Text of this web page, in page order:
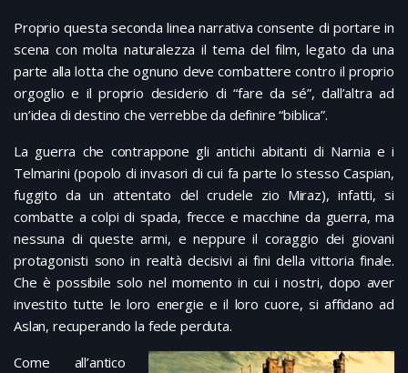
Proprio questa seconda linea narrativa consente di portare in
scena con molta naturalezza il tema del film, legato da una
parte alla lotta che ognuno deve combattere contro il proprio
orgoglio e il proprio desiderio di “fare da sé”, dall’altra ad
un’idea di destino che verrebbe da definire “biblica”.
La guerra che contrappone gli antichi abitanti di Narnia e i
Telmarini (popolo di invasori di cui fa parte lo stesso Caspian,
fuggito da un attentato del crudele zio Miraz), infatti, si
combatte a colpi di spada, frecce e macchine da guerra, ma
nessuna di queste armi, e neppure il coraggio dei giovani
protagonisti sono in realtà decisivi ai fini della vittoria finale.
Che è possibile solo nel momento in cui i nostri, dopo aver
investito tutte le loro energie e il loro cuore, si affidano ad
Aslan, recuperando la fede perduta.
Come all’antico